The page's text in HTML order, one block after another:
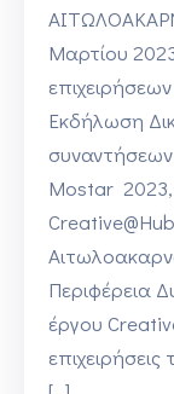
Μαρτίου
Εκδήλωση
Mostar 2023,
Περιφέρεια
έργου